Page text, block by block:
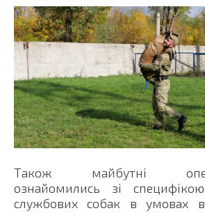
Також майбутні
ознайомились зі специфікою
службових собак в умовах